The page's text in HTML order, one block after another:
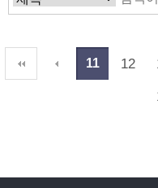
11 12